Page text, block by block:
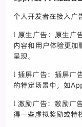
个人开发者在接入广
l 原生广告：原生广
内容和用户体验更加
呈现。
l 插屏广告：插屏广
的特定场景中，如
l 激励广告：激励广
得一些虚拟奖励或特